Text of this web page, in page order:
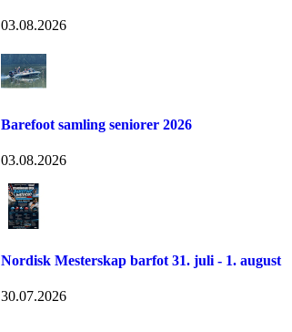
03.08.2026
Barefoot samling seniorer 2026
03.08.2026
Nordisk Mesterskap barfot 31. juli - 1. august
30.07.2026